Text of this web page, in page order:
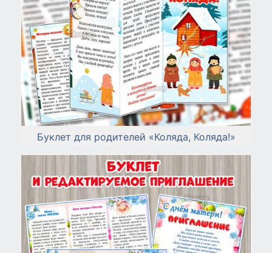
Буклет для родителей «Коляда, Коляда!»